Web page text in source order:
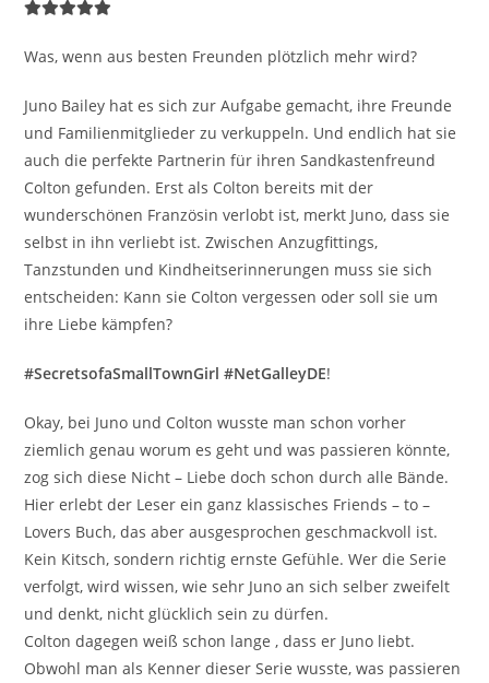
Was, wenn aus besten Freunden plötzlich mehr wird?
Juno Bailey hat es sich zur Aufgabe gemacht, ihre Freunde
und Familienmitglieder zu verkuppeln. Und endlich hat sie
auch die perfekte Partnerin für ihren Sandkastenfreund
Colton gefunden. Erst als Colton bereits mit der
wunderschönen Französin verlobt ist, merkt Juno, dass sie
selbst in ihn verliebt ist. Zwischen Anzugfittings,
Tanzstunden und Kindheitserinnerungen muss sie sich
entscheiden: Kann sie Colton vergessen oder soll sie um
ihre Liebe kämpfen?
#SecretsofaSmallTownGirl #NetGalleyDE!
Okay, bei Juno und Colton wusste man schon vorher
ziemlich genau worum es geht und was passieren könnte,
zog sich diese Nicht – Liebe doch schon durch alle Bände.
Hier erlebt der Leser ein ganz klassisches Friends – to –
Lovers Buch, das aber ausgesprochen geschmackvoll ist.
Kein Kitsch, sondern richtig ernste Gefühle. Wer die Serie
verfolgt, wird wissen, wie sehr Juno an sich selber zweifelt
und denkt, nicht glücklich sein zu dürfen.
Colton dagegen weiß schon lange , dass er Juno liebt.
Obwohl man als Kenner dieser Serie wusste, was passieren